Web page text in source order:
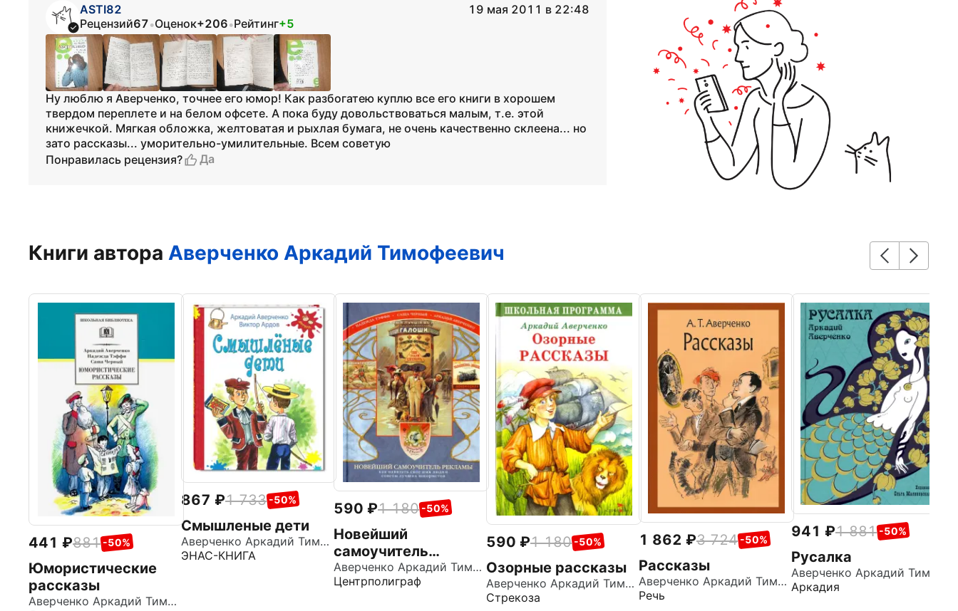
ASTI82
19 мая 2011 в 22:48
Рецензий67•Оценок+206•Рейтинг+5
Ну люблю я Аверченко, точнее его юмор! Как разбогатею куплю все его книги в хорошем
твердом переплете и на белом офсете. А пока буду довольствоваться малым, т.е. этой
книжечкой. Мягкая обложка, желтоватая и рыхлая бумага, не очень качественно склеена... но
зато рассказы... уморительно-умилительные. Всем советую
Понравилась рецензия?
Да
Книги автора Аверченко Аркадий Тимофеевич
441 881 -50%
Юмористические
рассказы
Аверченко Аркадий Тимофеевич
867 1 733 -50%
Смышленые дети
Аверченко Аркадий Тимофеевич
ЭНАС-КНИГА
590 1 180 -50%
Новейший
самоучитель
рекламы
Аверченко Аркадий Тимофеевич
Центрполиграф
590 1 180 -50%
Озорные рассказы
Аверченко Аркадий Тимофеевич
Стрекоза
1 862 3 724 -50%
Рассказы
Аверченко Аркадий Тимофеевич
Речь
941 1 881 -50%
Русалка
Аркадия